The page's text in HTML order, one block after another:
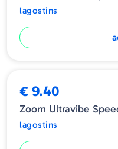
lagostins
€ 9.40
Zoom Ultravibe
lagostins